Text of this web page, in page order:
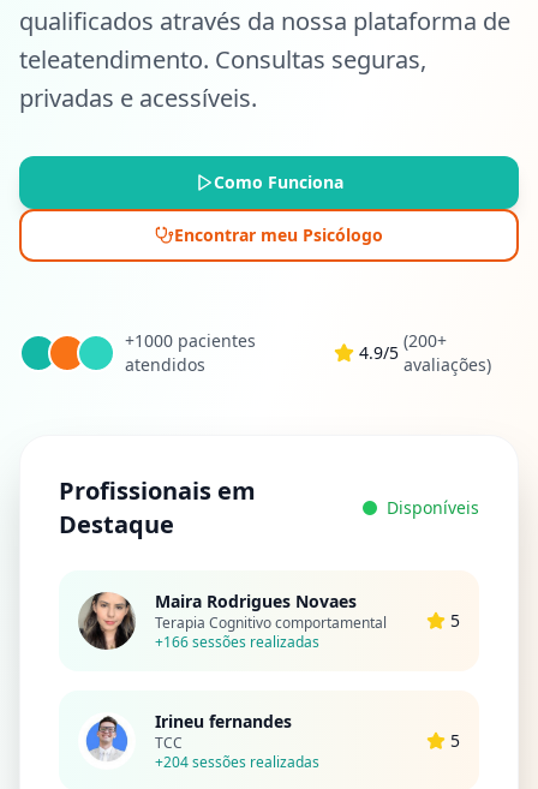
qualificados através da nossa plataforma de
teleatendimento. Consultas seguras,
privadas e acessíveis.
Como Funciona
Encontrar meu Psicólogo
+1000 pacientes
atendidos
4.9/5
(200+
avaliações)
Profissionais em
Destaque
Disponíveis
Maira Rodrigues Novaes
Terapia Cognitivo comportamental
+166 sessões realizadas
5
Irineu fernandes
TCC
+204 sessões realizadas
5